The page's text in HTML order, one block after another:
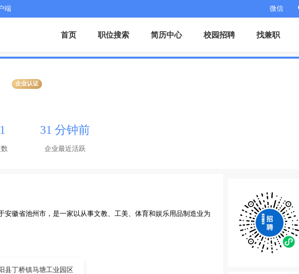
端 微信
首页 职位搜索 简历中心 校园招聘 找兼职
企业认证
31 分钟前
企业最近活跃
安徽省池州市，是一家以从事文教、工美、体育和娱乐用品制造业为
县丁桥镇马塘工业园区